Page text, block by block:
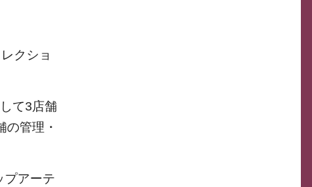
クショ
て3店舗
管理・
プアーテ